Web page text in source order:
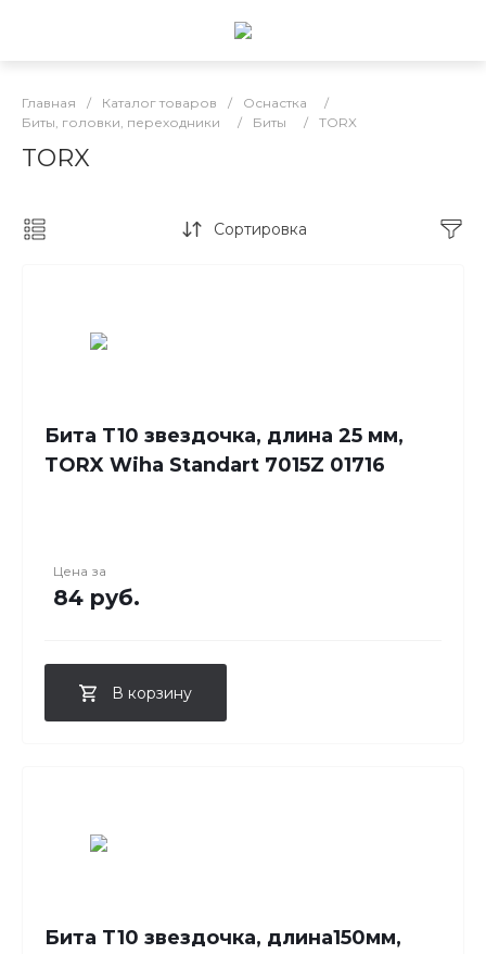
Главная / Каталог товаров / Оснастка
/
Биты, головки, переходники
/ Биты / TORX
TORX
Сортировка
Бита T10 звездочка, длина 25 мм,
TORX Wiha Standart 7015Z 01716
Цена за
84 руб.
В корзину
Бита T10 звездочка, длина150мм,